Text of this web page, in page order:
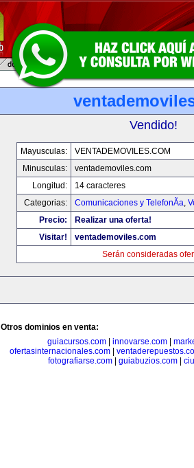
Vendido!
Mayusculas:
VENTADEMOVILES.COM
Minusculas:
ventademoviles.com
Longitud:
14 caracteres
Categorias:
Comunicaciones y TelefonÃ­a,
Precio:
Realizar una oferta!
Visitar!
ventademoviles.com
Serán consideradas
Otros dominios en venta:
guiacursos.com| innovarse.com|
ofertasinternacionales.com|
fotografiarse.com| guiabuzios.com|